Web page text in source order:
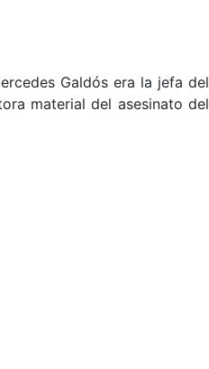
Galdós era la jefa del
material del asesinato del